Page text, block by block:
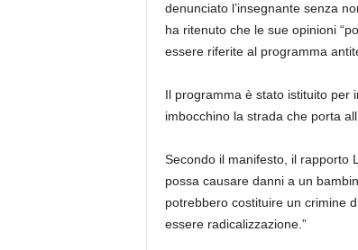
denunciato l’insegnante senza
ha ritenuto che le sue opinioni
essere riferite al programma
Il programma è stato istituito per
imbocchino la strada che porta
Secondo il manifesto, il rapporto
possa causare danni a un
potrebbero costituire un crimine
essere radicalizzazione.”